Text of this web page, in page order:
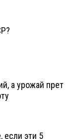
а урожай прет
если эти 5